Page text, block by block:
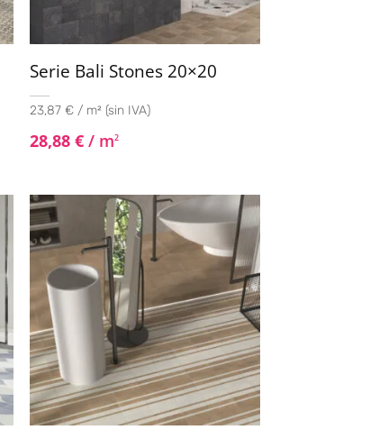
Serie Bali Stones 20×20
23,87 € / m² (sin IVA)
28,88 €/ m2